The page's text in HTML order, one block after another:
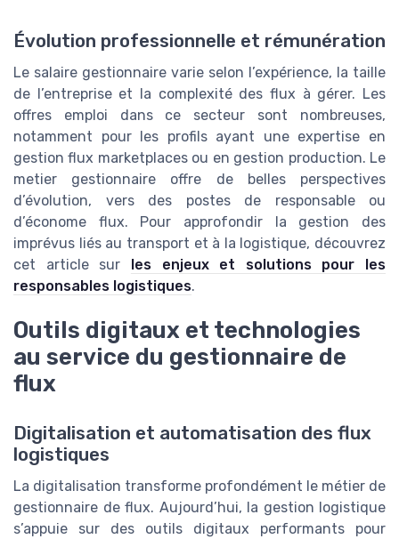
Évolution professionnelle et rémunération
Le salaire gestionnaire varie selon l’expérience, la taille
de l’entreprise et la complexité des flux à gérer. Les
offres emploi dans ce secteur sont nombreuses,
notamment pour les profils ayant une expertise en
gestion flux marketplaces ou en gestion production. Le
metier gestionnaire offre de belles perspectives
d’évolution, vers des postes de responsable ou
d’économe flux. Pour approfondir la gestion des
imprévus liés au transport et à la logistique, découvrez
cet article sur les enjeux et solutions pour les
responsables logistiques.
Outils digitaux et technologies
au service du gestionnaire de
flux
Digitalisation et automatisation des flux
logistiques
La digitalisation transforme profondément le métier de
gestionnaire de flux. Aujourd’hui, la gestion logistique
s’appuie sur des outils digitaux performants pour